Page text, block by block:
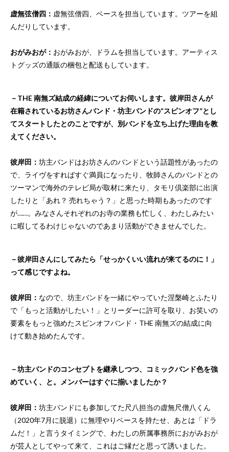
虚無弦僧四： 虚無弦僧四、ベースを担当しています。ツアーを組
んだりしています。
おがみおが： おがみおが、ドラムを担当しています。アーティス
トグッズの通販の梱包と配送もしています。
－THE 南無ズ結成の経緯についてお伺いします。彼岸田さんが
在籍されているお坊さんバンド・坊主バンドの“スピンオフ”とし
てスタートしたとのことですが、別バンドを立ち上げた理由を教
えてください。
彼岸田： 坊主バンドはお坊さんのバンドという話題性があったの
で、ライヴをすればすぐ満員になったり、牧師さんのバンドとの
ツーマンで海外のテレビ局が取材に来たり、タモリ倶楽部に出演
したりと「あれ？ 売れちゃう？」と思った時期もあったのです
が……。みなさんそれぞれのお寺の業務も忙しく、わたしみたい
に暇してるわけじゃないのであまり活動ができませんでした。
－彼岸田さんにしてみたら「せっかくいい流れが来てるのに！」
って感じですよね。
彼岸田： なので、坊主バンドを一緒にやっていた涅槃崎とふたり
で「もっと活動がしたい！」とリーダーに許可を取り、お笑いの
要素をもっと強めたスピンオフバンド・THE 南無ズの結成に向
けて動き始めたんです。
－坊主バンドのコンセプトを継承しつつ、コミックバンド色を強
めていく、と。メンバーはすぐに揃いましたか？
彼岸田： 坊主バンドにも参加してた尺八担当の虚無尺僧八くん
（2020年7月に脱退）に無理やりベースを持たせ、あとは「ドラ
ムだ！」と言うタイミングで、わたしの所属事務所におがみおが
が芸人としてやって来て、これはご縁だと思って誘いました。